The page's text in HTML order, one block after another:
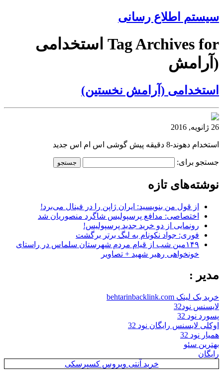
سیستم اطلاع رسانی
Tag Archives for استخدامی
(آرامش
استخدامی (آرامش نخستین)
26 ژانویه, 2016
استخدام دهوند-8 دقیقه پیش گوشی اس ام اس جدید
جستجو برای:
نوشته‌های تازه
از قول من بنویسید: ایران ژاپن را در فینال می‌برد!
اختصاصی: مدافع پرسپولیس شاگرد منصوریان شد
رونمایی از دو خرید جدید پرسپولیس!
فوری: جواد نکونام به لیگ برتر برگشت
۱۴۹مین شب از قیام مردم شهرستان سلماس در راستای
خونخواهی رهبر شهید + تصاویر
مدیر :
خرید بک لینک behtarinbacklink.com
لایسنس نود32
پسورد نود 32
اوکلی لایسنس رایگان نود 32
همیار نود 32
بهترین سئو
رایگان
خرید آنتی ویروس کسپرسکی